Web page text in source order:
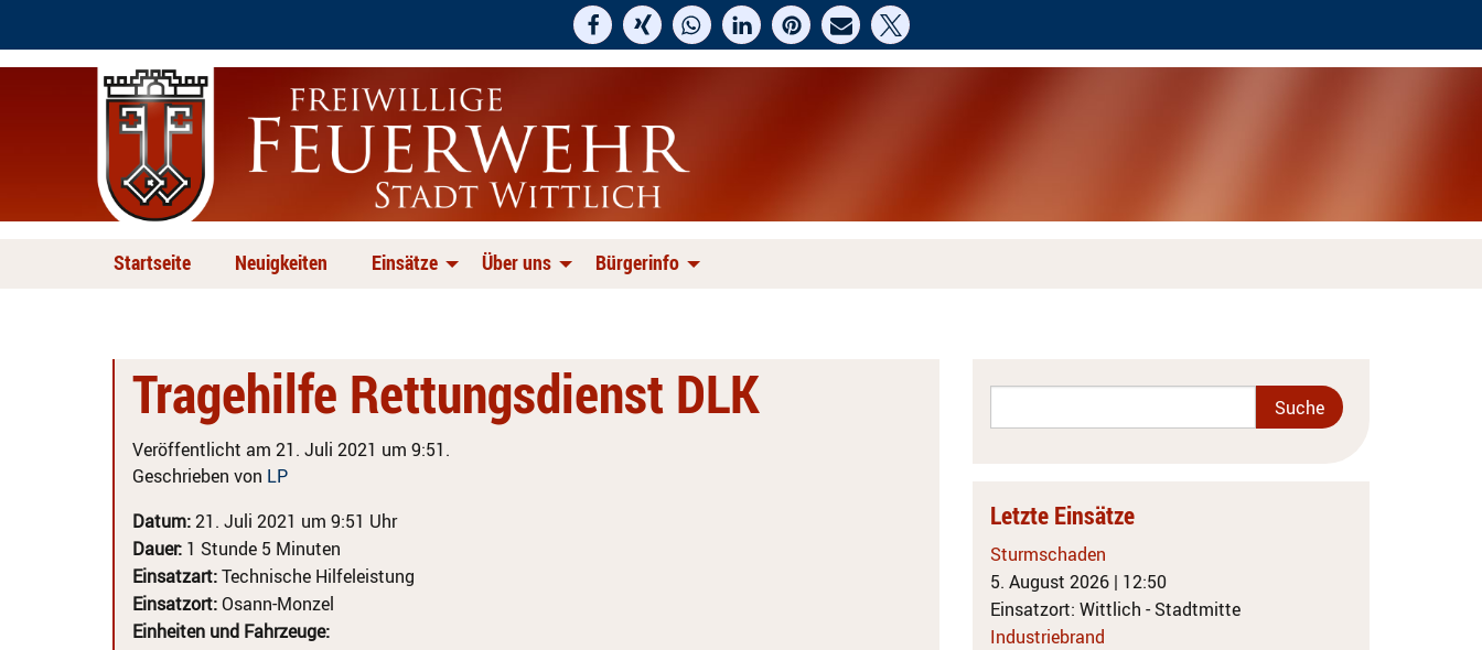
Startseite Neuigkeiten Einsätze Über uns Bürgerinfo
Tragehilfe Rettungsdienst DLK
Veröffentlicht am 21. Juli 2021 um 9:51.
Geschrieben von LP
Datum:21. Juli 2021 um 9:51 Uhr
Dauer: 1 Stunde 5 Minuten
Einsatzart:Technische Hilfeleistung
Einsatzort:Osann-Monzel
Einheiten und Fahrzeuge:
Letzte Einsätze
Sturmschaden
5. August 2026 | 12:50
Einsatzort: Wittlich - Stadtmitte
Industriebrand